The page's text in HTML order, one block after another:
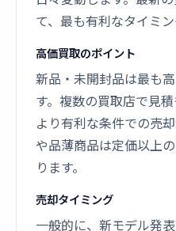
て、最も有利なタイミ
高価買取のポイント
新品・未開封品は最も
す。複数の買取店で見
より有利な条件での売
や品薄商品は定価以上
ります。
売却タイミング
一般的に、新モデル発